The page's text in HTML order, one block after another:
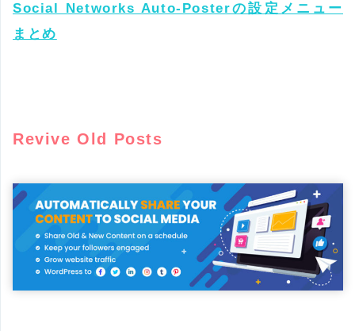
Social Networks Auto-Posterの設定メニュー
まとめ
Revive Old Posts